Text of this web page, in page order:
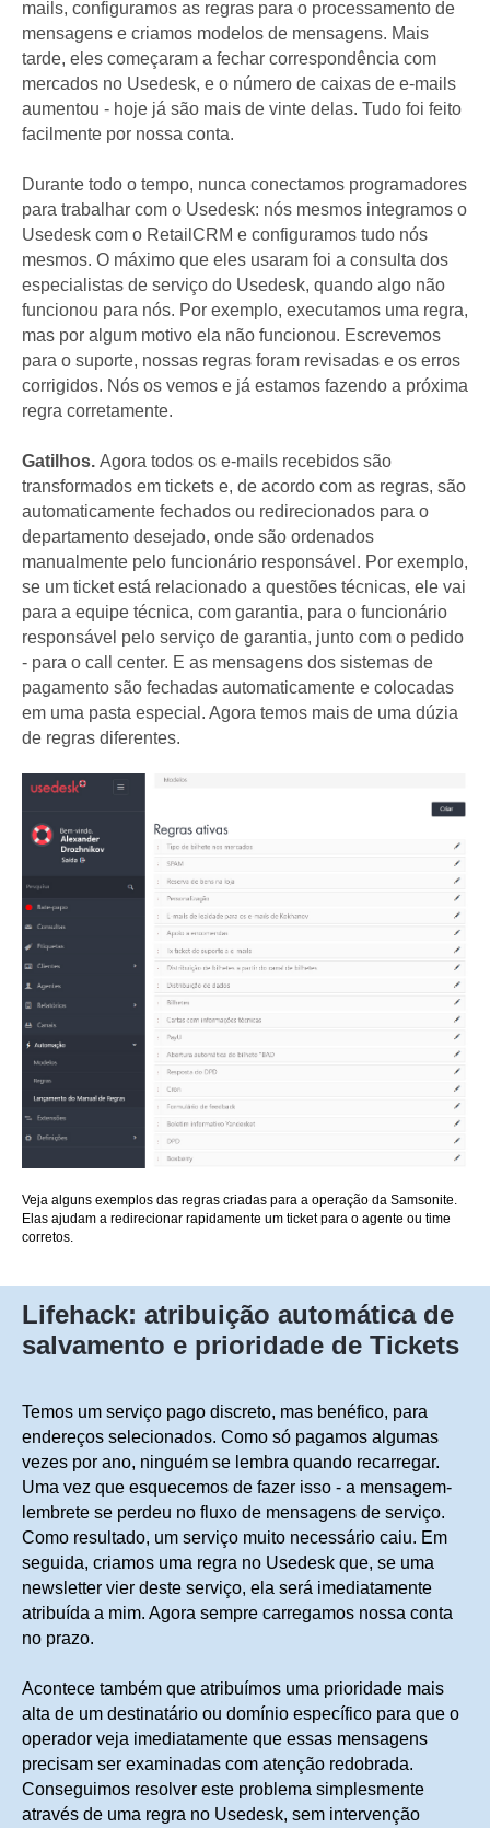
mails, configuramos as regras para o processamento de
mensagens e criamos modelos de mensagens. Mais
tarde, eles começaram a fechar correspondência com
mercados no Usedesk, e o número de caixas de e-mails
aumentou - hoje já são mais de vinte delas. Tudo foi feito
facilmente por nossa conta.
Durante todo o tempo, nunca conectamos programadores
para trabalhar com o Usedesk: nós mesmos integramos o
Usedesk com o RetailCRM e configuramos tudo nós
mesmos. O máximo que eles usaram foi a consulta dos
especialistas de serviço do Usedesk, quando algo não
funcionou para nós. Por exemplo, executamos uma regra,
mas por algum motivo ela não funcionou. Escrevemos
para o suporte, nossas regras foram revisadas e os erros
corrigidos. Nós os vemos e já estamos fazendo a próxima
regra corretamente.
Gatilhos. Agora todos os e-mails recebidos são
transformados em tickets e, de acordo com as regras, são
automaticamente fechados ou redirecionados para o
departamento desejado, onde são ordenados
manualmente pelo funcionário responsável. Por exemplo,
se um ticket está relacionado a questões técnicas, ele vai
para a equipe técnica, com garantia, para o funcionário
responsável pelo serviço de garantia, junto com o pedido
- para o call center. E as mensagens dos sistemas de
pagamento são fechadas automaticamente e colocadas
em uma pasta especial. Agora temos mais de uma dúzia
de regras diferentes.
Veja alguns exemplos das regras criadas para a operação da Samsonite.
Elas ajudam a redirecionar rapidamente um ticket para o agente ou time
corretos.
Lifehack: atribuição automática de
salvamento e prioridade de Tickets
Temos um serviço pago discreto, mas benéfico, para
endereços selecionados. Como só pagamos algumas
vezes por ano, ninguém se lembra quando recarregar.
Uma vez que esquecemos de fazer isso - a mensagem-
lembrete se perdeu no fluxo de mensagens de serviço.
Como resultado, um serviço muito necessário caiu. Em
seguida, criamos uma regra no Usedesk que, se uma
newsletter vier deste serviço, ela será imediatamente
atribuída a mim. Agora sempre carregamos nossa conta
no prazo.
Acontece também que atribuímos uma prioridade mais
alta de um destinatário ou domínio específico para que o
operador veja imediatamente que essas mensagens
precisam ser examinadas com atenção redobrada.
Conseguimos resolver este problema simplesmente
através de uma regra no Usedesk, sem intervenção